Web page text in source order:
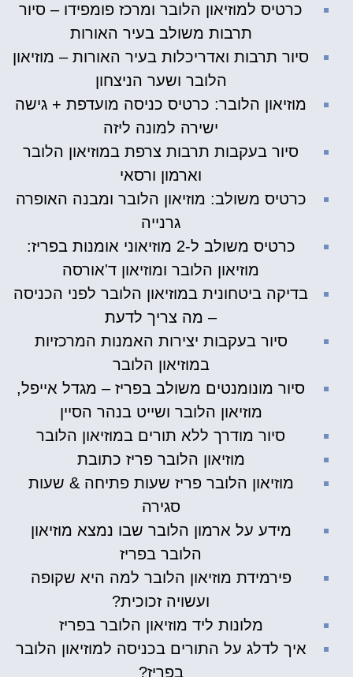
כרטיס למוזיאון הלובר ומרכז פומפידו – סיור
תרבות משולב בעיר האורות
סיור תרבות ואדריכלות בעיר האורות – מוזיאון
הלובר ושער הניצחון
מוזיאון הלובר: כרטיס כניסה מועדפת + גישה
ישירה למונה ליזה
סיור בעקבות תרבות צרפת במוזיאון הלובר
וארמון ורסאי
כרטיס משולב: מוזיאון הלובר ומבנה האופרה
גרנייה
כרטיס משולב ל-2 מוזיאוני אומנות בפריז:
מוזיאון הלובר ומוזיאון ד'אורסה
בדיקה ביטחונית במוזיאון הלובר לפני הכניסה
– מה צריך לדעת
סיור בעקבות יצירות האמנות המרכזיות
במוזיאון הלובר
סיור מונומנטים משולב בפריז – מגדל אייפל,
מוזיאון הלובר ושייט בנהר הסיין
סיור מודרך ללא תורים במוזיאון הלובר
מוזיאון הלובר פריז כתובת
מוזיאון הלובר פריז שעות פתיחה & שעות
סגירה
מידע על ארמון הלובר שבו נמצא מוזיאון
הלובר בפריז
פירמידת מוזיאון הלובר למה היא שקופה
ועשויה זכוכית?
מלונות ליד מוזיאון הלובר בפריז
איך לדלג על התורים בכניסה למוזיאון הלובר
בפריז?